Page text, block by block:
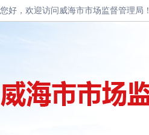
您好，欢迎访问威海市市场监督管理局！